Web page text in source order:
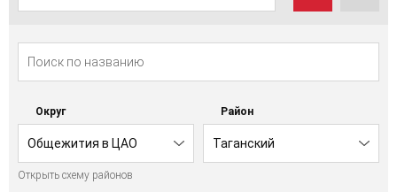
Округ
Общежития в ЦАО
Открыть схему районов
Район
Таганский